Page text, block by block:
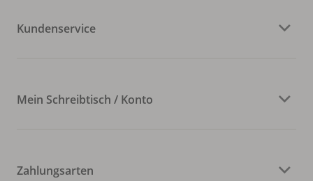
Kundenservice
Mein Schreibtisch / Konto
Zahlungsarten